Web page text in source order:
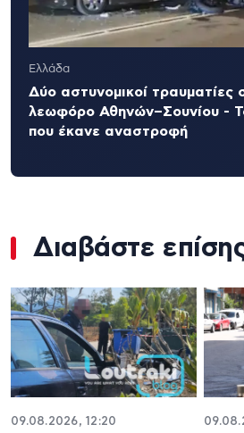
Ελλάδα
Δύο αστυνομικοί τραυματίες
λεωφόρο Αθηνών–Σουνίου -
που έκανε αναστροφή
Διαβάστε
09.08.2026, 12:20